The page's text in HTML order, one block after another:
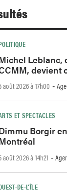
Leblanc,
devient
août 2026 à 17h00 -
ET SPECTACLES
Borgir
août 2026 à 14h21 -
DE-L’ÎLE